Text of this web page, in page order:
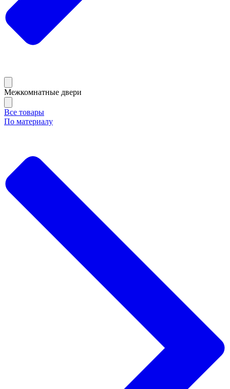
Межкомнатные двери
Все товары
По материалу